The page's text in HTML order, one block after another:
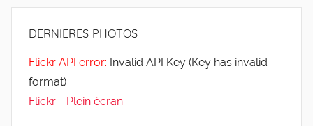
DERNIERES PHOTOS
Flickr API error: Invalid API Key (Key has invalid
format)
Flickr - Plein écran